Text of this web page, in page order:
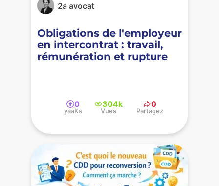
2a avocat
Obligations de l'employeur
en intercontrat : travail,
rémunération et rupture
0
yaaKs
304k
Vues
0
Partagez